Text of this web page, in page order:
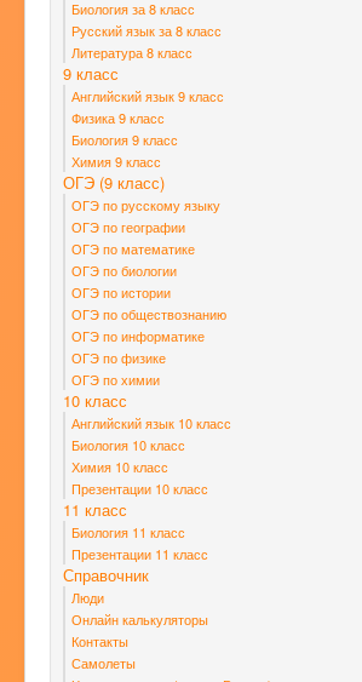
Биология за 8 класс
Русский язык за 8 класс
Литература 8 класс
9 класс
Английский язык 9 класс
Физика 9 класс
Биология 9 класс
Химия 9 класс
ОГЭ (9 класс)
ОГЭ по русскому языку
ОГЭ по географии
ОГЭ по математике
ОГЭ по биологии
ОГЭ по истории
ОГЭ по обществознанию
ОГЭ по информатике
ОГЭ по физике
ОГЭ по химии
10 класс
Английский язык 10 класс
Биология 10 класс
Химия 10 класс
Презентации 10 класс
11 класс
Биология 11 класс
Презентации 11 класс
Справочник
Люди
Онлайн калькуляторы
Контакты
Самолеты